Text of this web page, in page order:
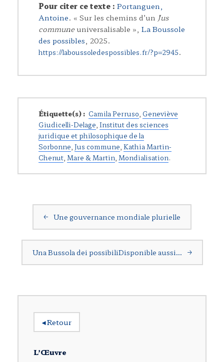
g
e
r
Pour citer ce texte : Portanguen,
Antoine. « Sur les chemins d’un Jus
communeuniversalisable », La Boussole
des possibles, 2025.
https://laboussoledespossibles.fr/?p=2945.
Étiquette(s) : Camila Perruso Geneviève
Giudicelli-Delage Institut des sciences
juridique et philosophique de la
Sorbonne Jus commune Kathia Martin-
Chenut Mare & Martin Mondialisation.
← Une gouvernance mondiale plurielle
Una Bussola dei possibiliDisponible aussi… →
◂Retour
L’Œuvre